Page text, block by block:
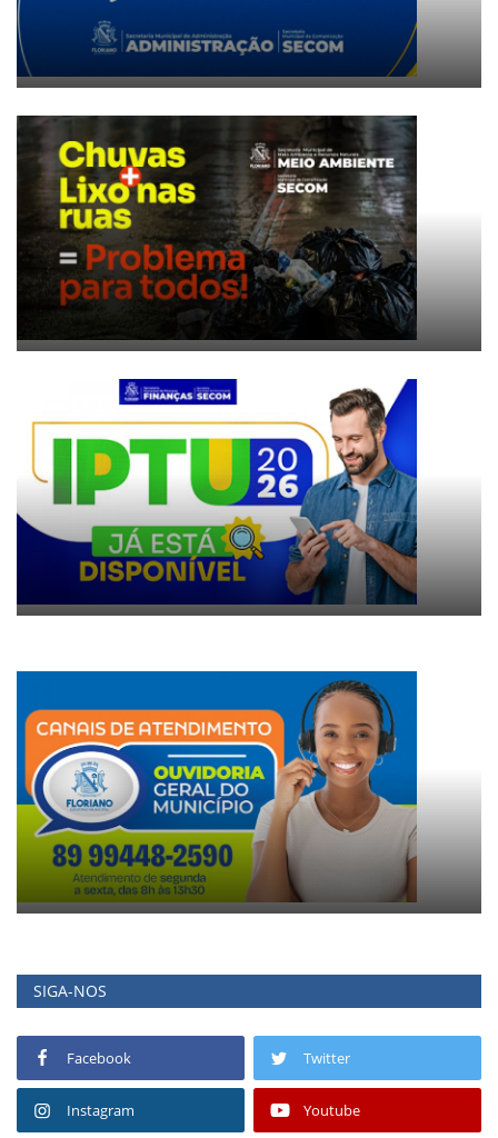
SIGA-NOS
Facebook Twitter
Instagram Youtube